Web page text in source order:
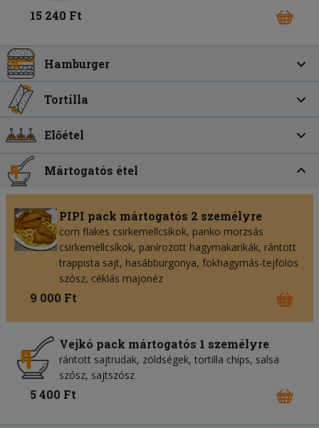
15 240 Ft
Hamburger
Tortilla
Előétel
Mártogatós étel
PIPI pack mártogatós 2 személyre
corn flakes csirkemellcsíkok, panko morzsás
csirkemellcsíkok, panírozott hagymakarikák, rántott
trappista sajt, hasábburgonya, fokhagymás-tejfölös
szósz, céklás majonéz
9 000 Ft
Vejkó pack mártogatós 1 személyre
rántott sajtrudak, zöldségek, tortilla chips, salsa
szósz, sajtszósz
5 400 Ft